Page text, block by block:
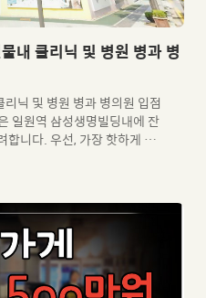
내 클리닉 및 병원 병과 병
닉 및 병원 병과 병의원 입점
일원역 삼성생명빌딩내에 잔
합니다. 우선, 가장 핫하게 경
사항인데요여러 우여골절
소개해 드리려 합니다. 현재,
자료는 아래 리테일 구성안
한 임대조건은 다음과 같습
임 : 4,203,000원(VAT별도) -
리금 : 0원 - 전용면적 : 48.16